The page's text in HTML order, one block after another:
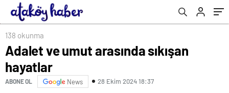
138 okunma
Adalet ve umut arasında sıkışan
hayatlar
ABONE OL News 28 Ekim 2024 18:37